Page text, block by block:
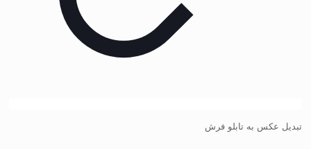
تبدیل عکس به تابلو فرش